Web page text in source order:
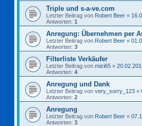
Triple und s-a-ve.com
Letzter Beitrag von Robert Beer «
Antworten: 1
Anregung: Übernehmen per
Letzter Beitrag von Robert Beer «
Antworten: 3
Filterliste Verkäufer
Letzter Beitrag von mizi65 «
Antworten: 4
Anregung und Dank
Letzter Beitrag von very_sorry_123 «
Antworten: 2
Anregung
Letzter Beitrag von Robert Beer «
Antworten: 3